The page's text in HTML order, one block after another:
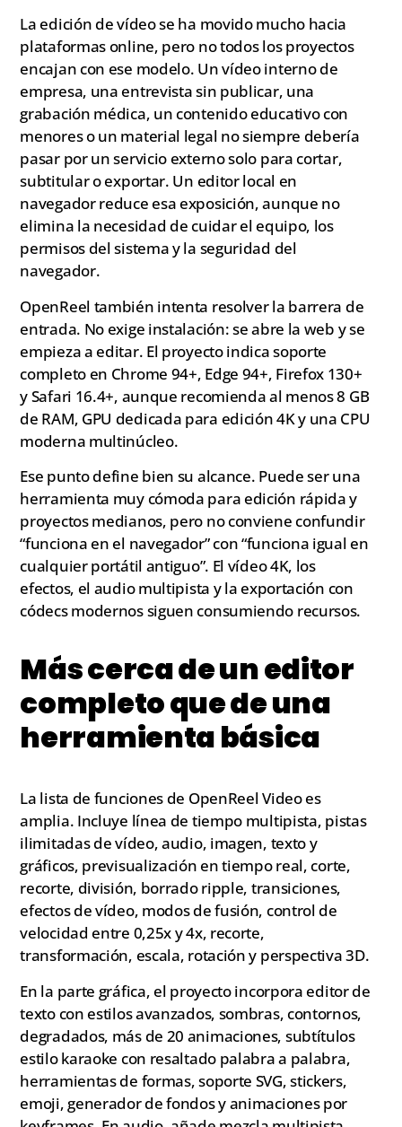
La edición de vídeo se ha movido mucho hacia
plataformas online, pero no todos los proyectos
encajan con ese modelo. Un vídeo interno de
empresa, una entrevista sin publicar, una
grabación médica, un contenido educativo con
menores o un material legal no siempre debería
pasar por un servicio externo solo para cortar,
subtitular o exportar. Un editor local en
navegador reduce esa exposición, aunque no
elimina la necesidad de cuidar el equipo, los
permisos del sistema y la seguridad del
navegador.
OpenReel también intenta resolver la barrera de
entrada. No exige instalación: se abre la web y se
empieza a editar. El proyecto indica soporte
completo en Chrome 94+, Edge 94+, Firefox 130+
y Safari 16.4+, aunque recomienda al menos 8 GB
de RAM, GPU dedicada para edición 4K y una CPU
moderna multinúcleo.
Ese punto define bien su alcance. Puede ser una
herramienta muy cómoda para edición rápida y
proyectos medianos, pero no conviene confundir
“funciona en el navegador” con “funciona igual en
cualquier portátil antiguo”. El vídeo 4K, los
efectos, el audio multipista y la exportación con
códecs modernos siguen consumiendo recursos.
Más cerca de un editor
completo que de una
herramienta básica
La lista de funciones de OpenReel Video es
amplia. Incluye línea de tiempo multipista, pistas
ilimitadas de vídeo, audio, imagen, texto y
gráficos, previsualización en tiempo real, corte,
recorte, división, borrado ripple, transiciones,
efectos de vídeo, modos de fusión, control de
velocidad entre 0,25x y 4x, recorte,
transformación, escala, rotación y perspectiva 3D.
En la parte gráfica, el proyecto incorpora editor de
texto con estilos avanzados, sombras, contornos,
degradados, más de 20 animaciones, subtítulos
estilo karaoke con resaltado palabra a palabra,
herramientas de formas, soporte SVG, stickers,
emoji, generador de fondos y animaciones por